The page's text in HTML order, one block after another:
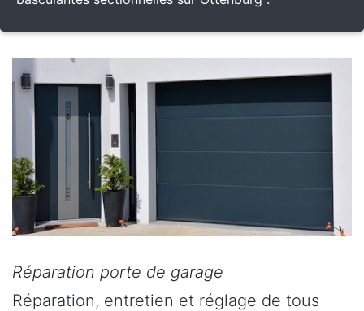
Réparation porte de garage
Réparation, entretien et réglage de tous